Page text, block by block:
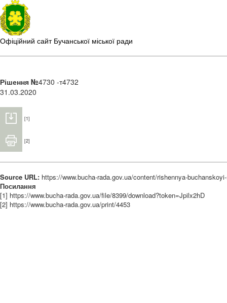
Офіційний сайт Бучанської міської ради
Рішення №4730 -т4732
31.03.2020
[1]
[2]
Source URL: https://www.bucha-rada.gov.ua/content/rishennya-
Посилання
[1] https://www.bucha-rada.gov.ua/file/8399/download?token=Jpilx2hD
[2] https://www.bucha-rada.gov.ua/print/4453